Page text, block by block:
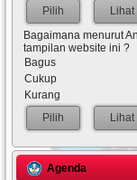
Lihat
Bagaimana menurut
tampilan website ini ?
Bagus
Cukup
Kurang
Lihat
Agenda